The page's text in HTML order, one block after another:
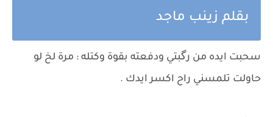
بقلم زينب ماجد
سحبت ايده من رگبتي ودفعته بقوة وكتله : مرة لخ لو
حاولت تلمسني راح اكسر ايدك .